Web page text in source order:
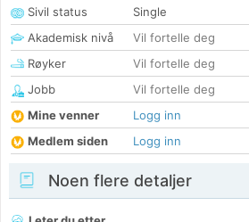
Sivil status
Single
Akademisk nivå
Vil fortelle deg
Røyker
Vil fortelle deg
Jobb
Vil fortelle deg
Mine venner
Logg inn
Medlem siden
Logg inn
Noen flere detaljer